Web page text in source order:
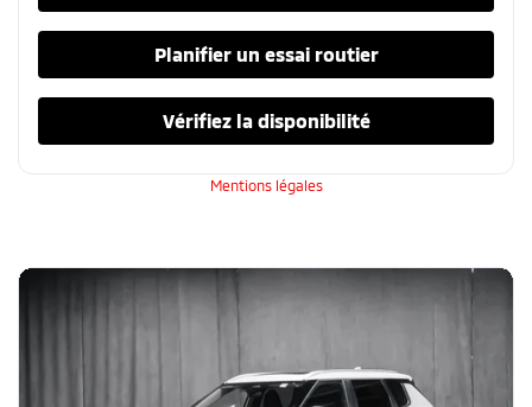
Planifier un essai routier
Vérifiez la disponibilité
Mentions légales